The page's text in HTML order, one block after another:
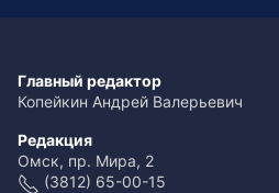
Главный редактор
Копейкин Андрей Валерьевич
Редакция
Омск, пр. Мира, 2
(3812) 65-00-15